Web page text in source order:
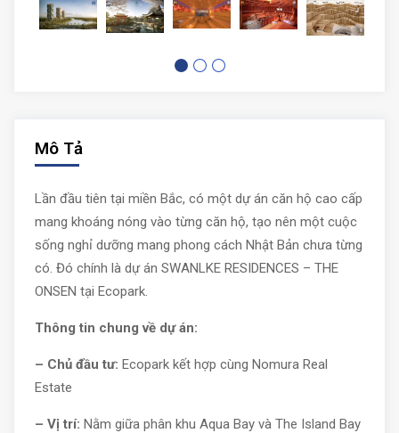
Mô Tả
Lần đầu tiên tại miền Bắc, có một dự án căn hộ cao cấp
mang khoáng nóng vào từng căn hộ, tạo nên một cuộc
sống nghỉ dưỡng mang phong cách Nhật Bản chưa từng
có. Đó chính là dự án SWANLKE RESIDENCES – THE
ONSEN tại Ecopark.
Thông tin chung về dự án:
– Chủ đầu tư: Ecopark kết hợp cùng Nomura Real
Estate
– Vị trí: Nằm giữa phân khu Aqua Bay và The Island Bay